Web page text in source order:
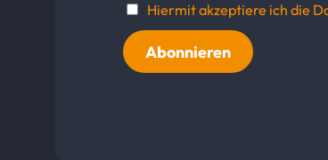
Hiermit akzeptiere ich die